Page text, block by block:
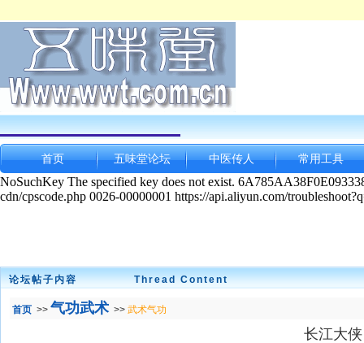
首页 五味堂论坛 中医传人 常用工具
论坛帖子内容Thread Content
首页 >> 气功武术 >> 武术气功
长江大